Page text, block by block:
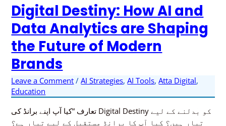
بھر
چلے
گی!
Digital Destiny: How AI and
Data Analytics are Shaping
the Future of Modern
Brands
Leave a Comment /AI Strategies,AI Tools,Atta Digital,
Education
تعارف “کیا آپ اپنے برانڈ کی Digital Destiny کو بدلنے کے لیے
تیار ہیں؟ کیا آپ کا برانڈ مستقبل کے لیے تیار ہے؟
Digital
Destiny:
How
AI
and
Data
Analytics
are
Shaping
the
Future